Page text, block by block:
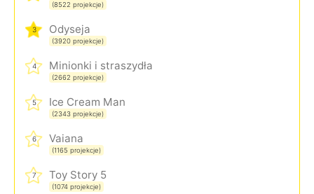
(8522 projekcje)
3 Odyseja
(3920 projekcje)
4 Minionki i straszydła
(2662 projekcje)
5 Ice Cream Man
(2343 projekcje)
6 Vaiana
(1165 projekcje)
7 Toy Story 5
(1074 projekcje)